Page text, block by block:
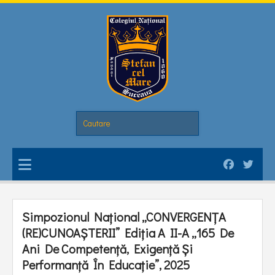
Simpozionul Național „CONVERGENȚA
(RE)CUNOAȘTERII” Ediția A II-A „165 De
Ani De Competență, Exigență Și
Performanță În Educație”, 2025